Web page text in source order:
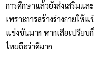
การศึกษาแล้วยังส่งเสริมแ
เพราะการสร้างร่างกายให้
แข่งขันมาก หากเสียเปรียบ
ไทยถือว่าดีมาก